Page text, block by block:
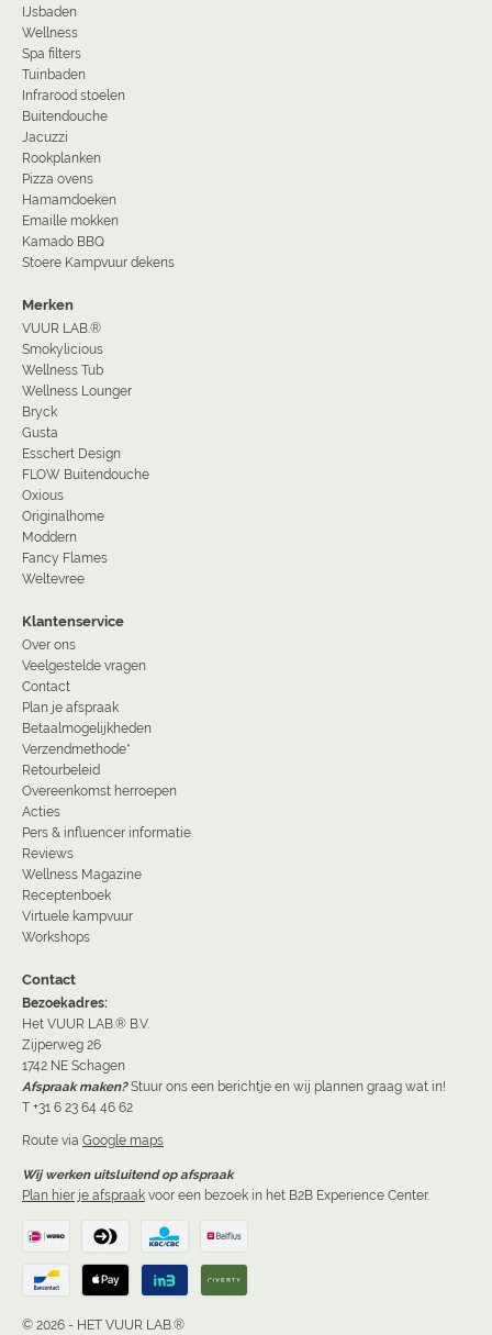
IJsbaden
Wellness
Spa filters
Tuinbaden
Infrarood stoelen
Buitendouche
Jacuzzi
Rookplanken
Pizza ovens
Hamamdoeken
Emaille mokken
Kamado BBQ
Stoere Kampvuur dekens
Merken
VUUR LAB.®
Smokylicious
Wellness Tub
Wellness Lounger
Bryck
Gusta
Esschert Design
FLOW Buitendouche
Oxious
Originalhome
Moddern
Fancy Flames
Weltevree
Klantenservice
Over ons
Veelgestelde vragen
Contact
Plan je afspraak
Betaalmogelijkheden
Verzendmethode*
Retourbeleid
Overeenkomst herroepen
Acties
Pers & influencer informatie
Reviews
Wellness Magazine
Receptenboek
Virtuele kampvuur
Workshops
Contact
Bezoekadres:
Het VUUR LAB.® B.V.
Zijperweg 26
1742 NE Schagen
Afspraak maken? Stuur ons een berichtje en wij plannen graag wat in!
T +31 6 23 64 46 62
Route via Google maps
Wij werken uitsluitend op afspraak
Plan hier je afspraak voor een bezoek in het B2B Experience Center.
© 2026 - HET VUUR LAB.®